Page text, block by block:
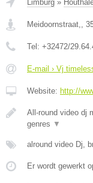
Limburg »
Meidoornstraat,,
Tel: +32472/
E-mail › Vj
Website: http://
All-round video dj
genres ▼
alround video Dj,
Er wordt gewerkt